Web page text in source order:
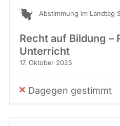
Abstimmung im Landtag
Recht auf Bildung –
Unterricht
17. Oktober 2025
Dagegen gestimmt